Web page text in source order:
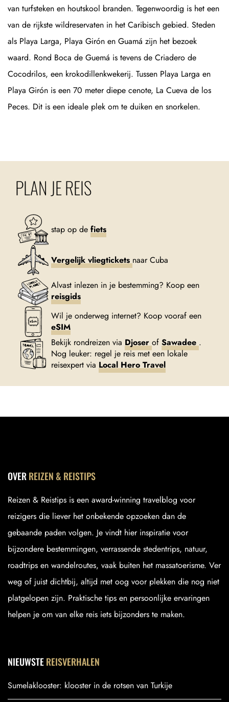
van turfsteken en houtskool branden. Tegenwoordig is het een
van de rijkste wildreservaten in het Caribisch gebied. Steden
als Playa Larga, Playa Girón en Guamá zijn het bezoek
waard. Rond Boca de Guemá is tevens de Criadero de
Cocodrilos, een krokodillenkwekerij. Tussen Playa Larga en
Playa Girón is een 70 meter diepe cenote, La Cueva de los
Peces. Dit is een ideale plek om te duiken en snorkelen.
PLAN JE REIS
stap op de fiets
Vergelijk vliegtickets naar Cuba
Alvast inlezen in je bestemming? Koop een
reisgids
Wil je onderweg internet? Koop vooraf een
eSIM
Bekijk rondreizen via Djoser of Sawadee .
Nog leuker: regel je reis met een lokale
reisexpert via Local Hero Travel
OVERREIZEN & REISTIPS
Reizen & Reistips is een award-winning travelblog voor
reizigers die liever het onbekende opzoeken dan de
gebaande paden volgen. Je vindt hier inspiratie voor
bijzondere bestemmingen, verrassende stedentrips, natuur,
roadtrips en wandelroutes, vaak buiten het massatoerisme. Ver
weg of juist dichtbij, altijd met oog voor plekken die nog niet
platgelopen zijn. Praktische tips en persoonlijke ervaringen
helpen je om van elke reis iets bijzonders te maken.
NIEUWSTEREISVERHALEN
Sumelaklooster: klooster in de rotsen van Turkije